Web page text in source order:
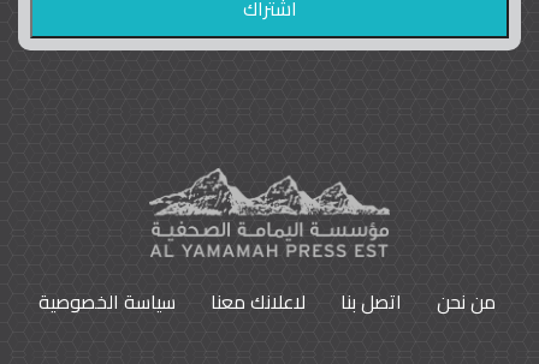
واشنطن بوست واللوبي المزدوج
9796
من نحن اتصل بنا لاعلانك معنا سياسة الخصوصية